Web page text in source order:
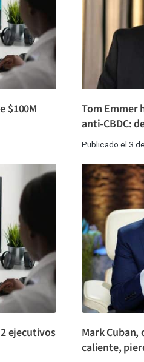
$100M
Tom Emmer
anti-CBDC:
Publicado el 3
ejecutivos
Mark
caliente,